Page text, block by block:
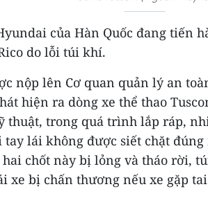
của Hàn Quốc đang tiến
do lỗi túi khí.
nộp lên Cơ quan quản lý an
hiện ra dòng xe thể thao
thuật, trong quá trình lắp ráp,
lái không được siết chặt
chốt này bị lỏng và tháo rời,
xe bị chấn thương nếu xe gặp